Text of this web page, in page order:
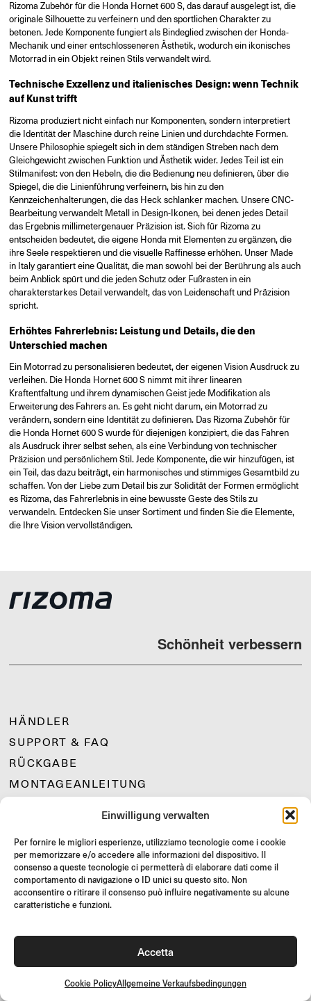
Einwilligung verwalten
Per fornire le migliori esperienze, utilizziamo tecnologie come i cookie
per memorizzare e/o accedere alle informazioni del dispositivo. Il
consenso a queste tecnologie ci permetterà di elaborare dati come il
comportamento di navigazione o ID unici su questo sito. Non
acconsentire o ritirare il consenso può influire negativamente su alcune
caratteristiche e funzioni.
Accetta
Cookie PolicyAllgemeine Verkaufsbedingungen
Rizoma Zubehör für die Honda Hornet 600 S, das darauf ausgelegt ist, die
originale Silhouette zu verfeinern und den sportlichen Charakter zu
betonen. Jede Komponente fungiert als Bindeglied zwischen der Honda-
Mechanik und einer entschlosseneren Ästhetik, wodurch ein ikonisches
Motorrad in ein Objekt reinen Stils verwandelt wird.
Technische Exzellenz und italienisches Design: wenn Technik
auf Kunst trifft
Rizoma produziert nicht einfach nur Komponenten, sondern interpretiert
die Identität der Maschine durch reine Linien und durchdachte Formen.
Unsere Philosophie spiegelt sich in dem ständigen Streben nach dem
Gleichgewicht zwischen Funktion und Ästhetik wider. Jedes Teil ist ein
Stilmanifest: von den Hebeln, die die Bedienung neu definieren, über die
Spiegel, die die Linienführung verfeinern, bis hin zu den
Kennzeichenhalterungen, die das Heck schlanker machen. Unsere CNC-
Bearbeitung verwandelt Metall in Design-Ikonen, bei denen jedes Detail
das Ergebnis millimetergenauer Präzision ist. Sich für Rizoma zu
entscheiden bedeutet, die eigene Honda mit Elementen zu ergänzen, die
ihre Seele respektieren und die visuelle Raffinesse erhöhen. Unser Made
in Italy garantiert eine Qualität, die man sowohl bei der Berührung als auch
beim Anblick spürt und die jeden Schutz oder Fußrasten in ein
charakterstarkes Detail verwandelt, das von Leidenschaft und Präzision
spricht.
Erhöhtes Fahrerlebnis: Leistung und Details, die den
Unterschied machen
Ein Motorrad zu personalisieren bedeutet, der eigenen Vision Ausdruck zu
verleihen. Die Honda Hornet 600 S nimmt mit ihrer linearen
Kraftentfaltung und ihrem dynamischen Geist jede Modifikation als
Erweiterung des Fahrers an. Es geht nicht darum, ein Motorrad zu
verändern, sondern eine Identität zu definieren. Das Rizoma Zubehör für
die Honda Hornet 600 S wurde für diejenigen konzipiert, die das Fahren
als Ausdruck ihrer selbst sehen, als eine Verbindung von technischer
Präzision und persönlichem Stil. Jede Komponente, die wir hinzufügen, ist
ein Teil, das dazu beiträgt, ein harmonisches und stimmiges Gesamtbild zu
schaffen. Von der Liebe zum Detail bis zur Solidität der Formen ermöglicht
es Rizoma, das Fahrerlebnis in eine bewusste Geste des Stils zu
verwandeln. Entdecken Sie unser Sortiment und finden Sie die Elemente,
die Ihre Vision vervollständigen.
Schönheit verbessern
HÄNDLER
SUPPORT & FAQ
RÜCKGABE
MONTAGEANLEITUNG
JOIN US
Werde Teil der Rizoma-Community und erhalte Zugang zu
exklusiven Inhalten und Sonderangeboten!
Allgemeine Verkaufsbedingungen
Qualitätsrichtlinie